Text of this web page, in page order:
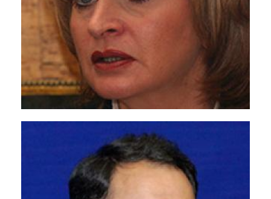
Владимир Божко
<p>Министр по чрезвычайным ситуациям,
Казахстан</p>